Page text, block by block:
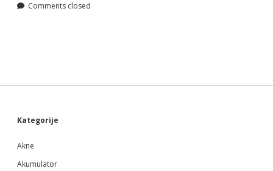
Comments closed
Sidebar
Kategorije
Akne
Akumulator